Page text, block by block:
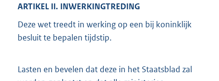
ARTIKEL II. INWERKINGTREDING
Deze wet treedt in werking op een bij koninklijk
besluit te bepalen tijdstip.
Lasten en bevelen dat deze in het Staatsblad zal